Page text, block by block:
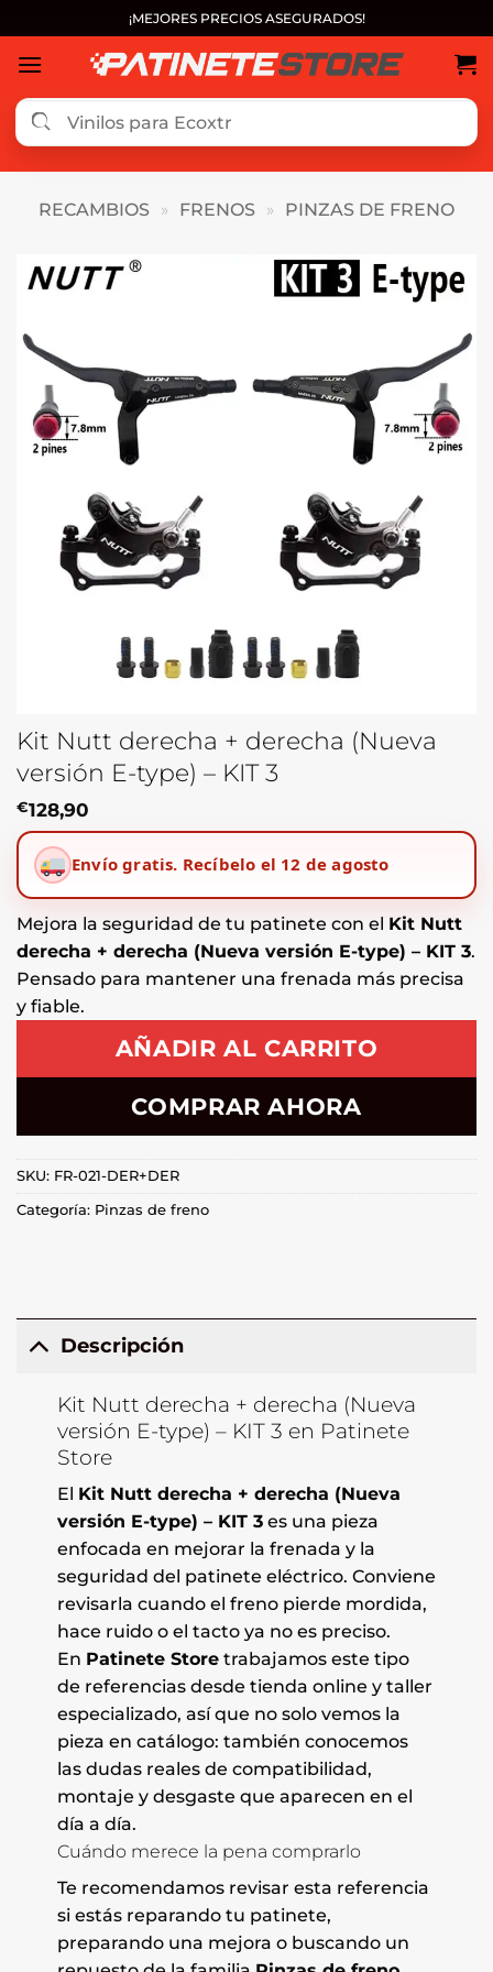
al
contenido
¡MEJORES PRECIOS ASEGURADOS!
RECAMBIOS » FRENOS » PINZAS DE FRENO
Kit Nutt derecha + derecha (Nueva
versión E-type) – KIT 3
€128,90
Envío gratis. Recíbelo el 12 de agosto
Mejora la seguridad de tu patinete con el Kit Nutt
derecha + derecha (Nueva versión E-type) – KIT 3.
Pensado para mantener una frenada más precisa
y fiable.
AÑADIR AL CARRITO
COMPRAR AHORA
SKU: FR-021-DER+DER
Categoría: Pinzas de freno
Descripción
Kit Nutt derecha + derecha (Nueva
versión E-type) – KIT 3 en Patinete
Store
El Kit Nutt derecha + derecha (Nueva
versión E-type) – KIT 3es una pieza
enfocada en mejorar la frenada y la
seguridad del patinete eléctrico. Conviene
revisarla cuando el freno pierde mordida,
hace ruido o el tacto ya no es preciso.
En Patinete Storetrabajamos este tipo
de referencias desde tienda online y taller
especializado, así que no solo vemos la
pieza en catálogo: también conocemos
las dudas reales de compatibilidad,
montaje y desgaste que aparecen en el
día a día.
Cuándo merece la pena comprarlo
Te recomendamos revisar esta referencia
si estás reparando tu patinete,
preparando una mejora o buscando un